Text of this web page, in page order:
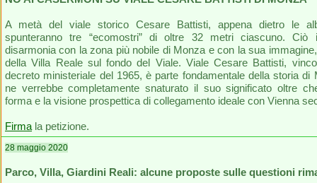
A metà del viale storico Cesare Battisti, appena dietro le
spunteranno tre “ecomostri” di oltre 32 metri ciascuno. Ciò
disarmonia con la zona più nobile di Monza e con la sua
della Villa Reale sul fondo del Viale. Viale Cesare Battisti,
decreto ministeriale del 1965, è parte fondamentale della storia di
ne verrebbe completamente snaturato il suo significato oltre
forma e la visione prospettica di collegamento ideale con Vienna
Firma la petizione.
28 maggio 2020
Parco, Villa, Giardini Reali: alcune proposte sulle questioni